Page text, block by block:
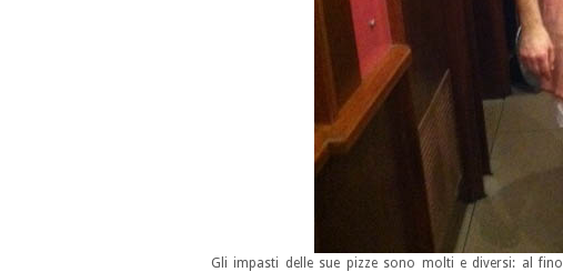
Gli impasti delle sue pizze sono molti e diversi: al